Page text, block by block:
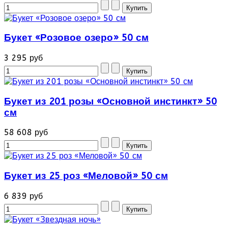
Букет «Розовое озеро» 50 см
3 295 руб
Букет из 201 розы «Основной инстинкт» 50
см
58 608 руб
Букет из 25 роз «Меловой» 50 см
6 839 руб